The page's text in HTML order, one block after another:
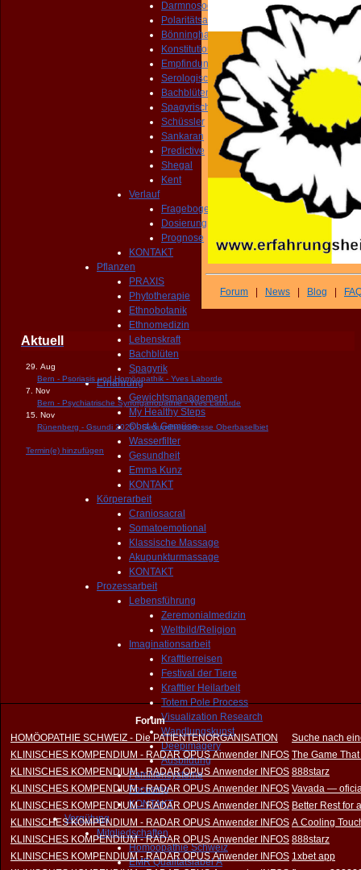
Darmnosoden
Polaritätsanalyse
Bönninghausen
Konstitutionell
Empfindung
Serologisch
Bachblüten
Spagyrisch
Schüssler
Sankaran
Predictive
Shegal
Kent
Verlauf
Fragebogen
Dosierung
Prognose
KONTAKT
Pflanzen
PRAXIS
Phytotherapie
Ethnobotanik
Ethnomedizin
Lebenskraft
Bachblüten
Spagyrik
Ernährung
Gewichtsmanagement
My Healthy Steps
Obst & Gemüse
Wasserfilter
Gesundheit
Emma Kunz
KONTAKT
Körperarbeit
Craniosacral
Somatoemotional
Klassische Massage
Akupunkturmassage
KONTAKT
Prozessarbeit
Lebensführung
Zeremonialmedizin
Weltbild/Religion
Imaginationsarbeit
Krafttierreisen
Festival der Tiere
Krafttier Heilarbeit
Totem Pole Process
Visualization Research
Wandlungskunst
Deepimagery
Ausbildung
Familiensysteme
Focusing
KONTAKT
Vergütung
Mitgliedschaften
Homöopathie Schweiz
EMR Qualitätslabel A
Forum News Blog
Aktuell
29. Aug
Bern - Psoriasis und Homöopathik - Yves Laborde
7. Nov
Bern - Psychiatrische Synorganopathie - Yves Laborde
15. Nov
Rünenberg - Gsundi 2026 - Gesundheitsmesse Oberbaselbiet
Termin(e) hinzufügen
Forum
HOMÖOPATHIE SCHWEIZ - Die PATIENTENORGANISATION
Suche nach
KLINISCHES KOMPENDIUM - RADAR OPUS Anwender INFOS The Game
KLINISCHES KOMPENDIUM - RADAR OPUS Anwender INFOS 888starz
KLINISCHES KOMPENDIUM - RADAR OPUS Anwender INFOS Vavada —
KLINISCHES KOMPENDIUM - RADAR OPUS Anwender INFOS Better Rest for
KLINISCHES KOMPENDIUM - RADAR OPUS Anwender INFOS A Cooling
KLINISCHES KOMPENDIUM - RADAR OPUS Anwender INFOS 888starz
KLINISCHES KOMPENDIUM - RADAR OPUS Anwender INFOS 1xbet app